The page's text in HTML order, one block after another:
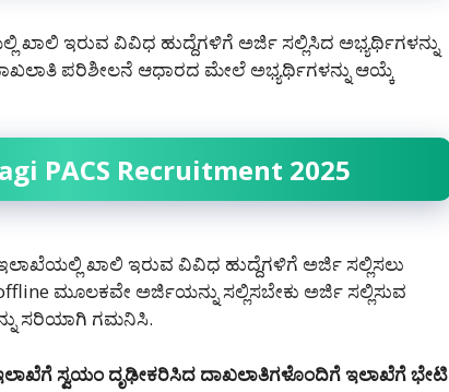
ಇರುವ ವಿವಿಧ ಹುದ್ದೆಗಳಿಗೆ ಅರ್ಜಿ ಸಲ್ಲಿಸಿದ ಅಭ್ಯರ್ಥಿಗಳನ್ನು
ಪರಿಶೀಲನೆ ಆಧಾರದ ಮೇಲೆ ಅಭ್ಯರ್ಥಿಗಳನ್ನು ಆಯ್ಕೆ
PACS Recruitment 2025
ಖಾಲಿ ಇರುವ ವಿವಿಧ ಹುದ್ದೆಗಳಿಗೆ ಅರ್ಜಿ ಸಲ್ಲಿಸಲು
ಮೂಲಕವೇ ಅರ್ಜಿಯನ್ನು ಸಲ್ಲಿಸಬೇಕು ಅರ್ಜಿ ಸಲ್ಲಿಸುವ
ಸರಿಯಾಗಿ ಗಮನಿಸಿ.
ಸ್ವಯಂ ದೃಢೀಕರಿಸಿದ ದಾಖಲಾತಿಗಳೊಂದಿಗೆ ಇಲಾಖೆಗೆ ಭೇಟಿ